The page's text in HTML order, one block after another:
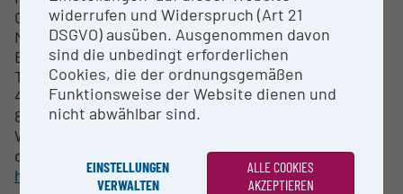
OMNIC Picta Software. Ausgestattet mit gekühltem
MCT-Linear-Array-Detektor und ultraschnellem MX-
Bildgebungsdetektor, Betrieb im Absorptions-,
Transmissions- und ATR-Modus, Spektralbereich
4000-720 cm-1, Apertur 25 μm, spektrale Auflösung
8 cm-1 und räumliche Auflösung <10 μm.
Weitere Informationen zur Expertise finden Sie auf
der Webpage
https://conservation.angewandte.at/research/
widerrufen und Widerspruch (Art 21
DSGVO) ausüben. Ausgenommen davon
sind die unbedingt erforderlichen
Cookies, die der ordnungsgemäßen
Funktionsweise der Website dienen und
nicht abwählbar sind.
EINSTELLUNGEN
VERWALTEN
ALLE COOKIES
AKZEPTIEREN